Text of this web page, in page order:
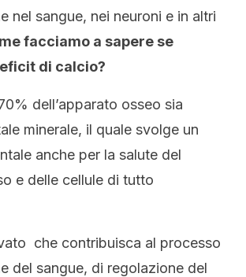
nel sangue, nei neuroni e in altri
facciamo a sapere se
di calcio?
dell’apparato osseo sia
minerale, il quale svolge un
anche per la salute del
e delle cellule di tutto
che contribuisca al processo
del sangue, di regolazione del